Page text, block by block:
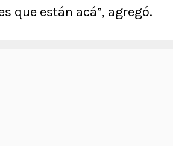
que están acá”, agregó.